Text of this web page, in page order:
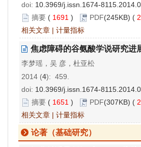
doi: 10.3969/j.issn.1674-
摘要 ( 1691 ) PDF(245KB) (
相关文章 | 计量指标
焦虑障碍的谷氨酸学说研究进
李梦瑶，吴 彦，杜亚松
2014 (4): 459.
doi: 10.3969/j.issn.1674-
摘要 ( 1651 ) PDF(307KB) (
相关文章 | 计量指标
论著（基础研究）